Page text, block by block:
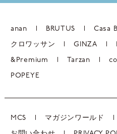
anan BRUTUS Casa
クロワッサン GINZA
&Premium Tarzan
POPEYE
MCS マガジンワールド